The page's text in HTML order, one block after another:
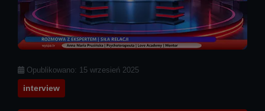
Szczegóły
Opublikowano: 15 wrzesień 2025
interview